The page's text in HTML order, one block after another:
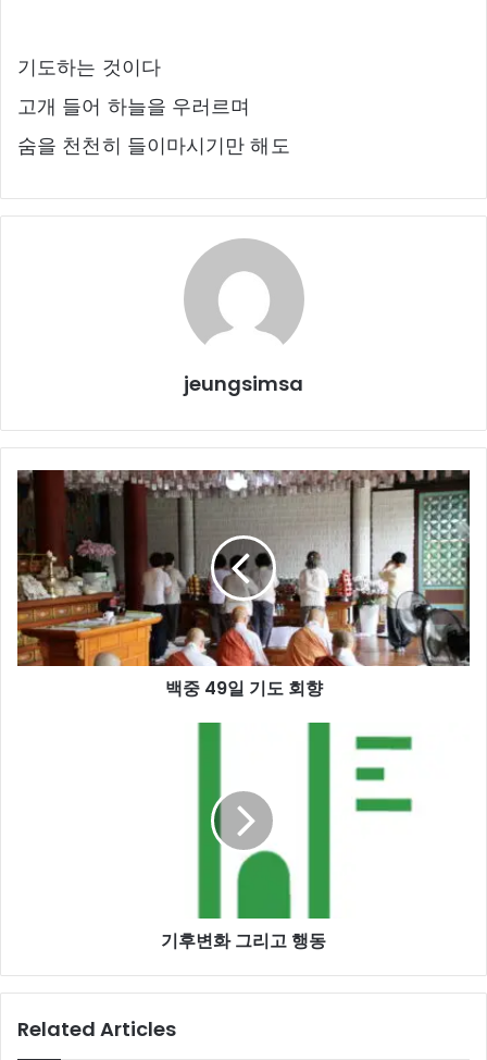
기도하는 것이다
고개 들어 하늘을 우러르며
숨을 천천히 들이마시기만 해도
jeungsimsa
백
중
49
일
기
도
회
향
백중 49일 기도 회향
기후변화 그리고 행동
Related Articles